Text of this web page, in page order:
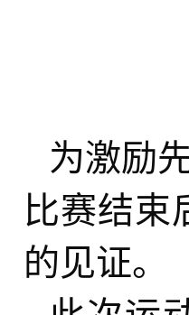
为激励
比赛结束
的见证。